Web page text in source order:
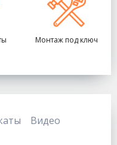
Монтаж под ключ
Видео